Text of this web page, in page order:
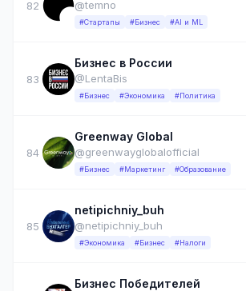
82 @temno
#Стартапы #Бизнес #AI и ML
83
Бизнес в России
@LentaBis
#Бизнес #Экономика #Политика
84
Greenway Global
@greenwayglobalofficial
#Бизнес #Маркетинг #Образование
85
netipichniy_buh
@netipichniy_buh
#Экономика #Бизнес #Налоги
Бизнес Победителей